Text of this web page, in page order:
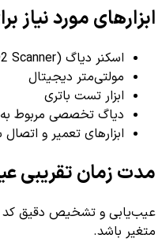
ابزارهای مورد نیاز
اسکنر دیاگ (OBD2 Scanner)
مولتی‌متر دیجیتال
ابزار تست باتری
دیاگ تخصصی مربوط به
ابزارهای تعمیر و
مدت زمان تقریبی
عیب‌یابی و تشخیص دقیق
متغیر باشد.